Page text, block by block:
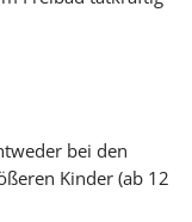
bei den
Kinder (ab 12